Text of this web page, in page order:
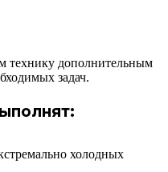
технику дополнительным
задач.
холодных